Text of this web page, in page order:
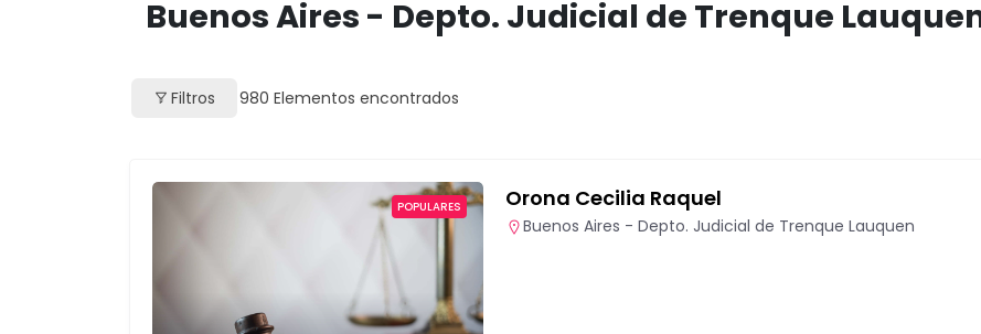
Buenos Aires - Depto. Judicial de Trenque
Filtros 980 Elementos encontrados
POPULARES Orona Cecilia Raquel
Buenos Aires - Depto. Judicial de Trenque Lauquen